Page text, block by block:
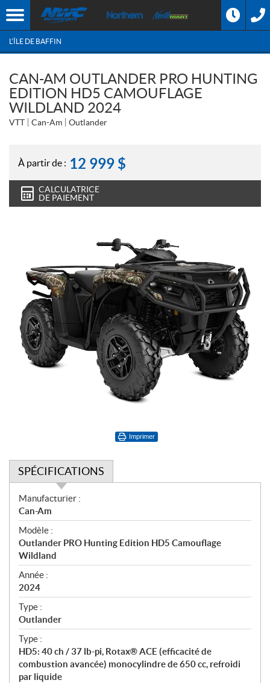
L'ÎLE DE BAFFIN
CAN-AM OUTLANDER PRO HUNTING
EDITION HD5 CAMOUFLAGE
WILDLAND 2024
VTT Can-Am Outlander
À partir de : 12 999 $
CALCULATRICE
DE PAIEMENT
Imprimer
SPÉCIFICATIONS
S
p
é
c
i
f
i
c
a
t
i
o
n
s
Manufacturier :
Can-Am
Modèle :
Outlander PRO Hunting Edition HD5 Camouflage
Wildland
Année :
2024
Type :
Outlander
Type :
HD5: 40 ch / 37 lb-pi, Rotax® ACE (efficacité de
combustion avancée) monocylindre de 650 cc, refroidi
par liquide